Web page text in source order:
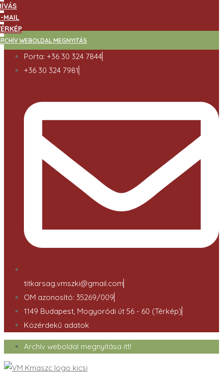
MAIL
WEBOLDAL MEGNYITÁS
Porta: +36 30 324 7844
+36 30 324 7981
titkarsag.vmszki@gmail.com
OM azonosító: 35269/009
1149 Budapest, Mogyoródi út 56 - 60 (Térkép)
Közérdekű adatok
Archív weboldal megnyitása itt!